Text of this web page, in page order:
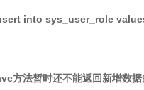
into sys_user_role
方法暂时还不能返回新增数据